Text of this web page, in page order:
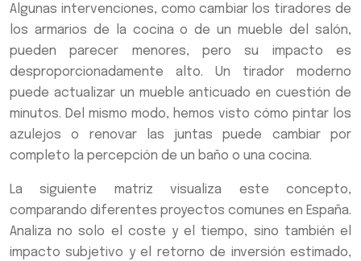
Algunas intervenciones, como cambiar los tiradores de
los armarios de la cocina o de un mueble del salón,
pueden parecer menores, pero su impacto es
desproporcionadamente alto. Un tirador moderno
puede actualizar un mueble anticuado en cuestión de
minutos. Del mismo modo, hemos visto cómo pintar los
azulejos o renovar las juntas puede cambiar por
completo la percepción de un baño o una cocina.
La siguiente matriz visualiza este concepto,
comparando diferentes proyectos comunes en España.
Analiza no solo el coste y el tiempo, sino también el
impacto subjetivo y el retorno de inversión estimado,